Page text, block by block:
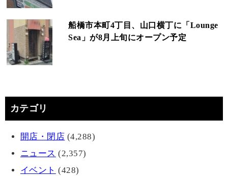
船橋市本町4丁目、山口横丁に「Lounge
Sea」が8月上旬にオープン予定
カテゴリ
開店・閉店 (4,288)
ニュース (2,357)
イベント (428)